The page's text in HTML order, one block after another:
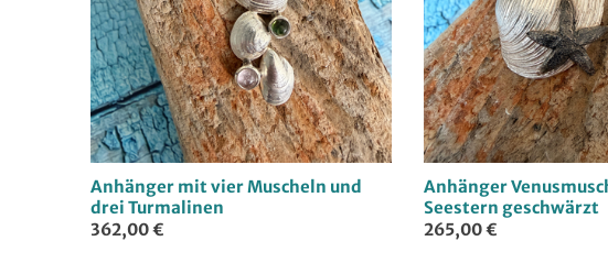
Anhänger mit vier Muscheln und
drei Turmalinen
362,00 €
Anhänger
Seestern geschwärzt
265,00 €